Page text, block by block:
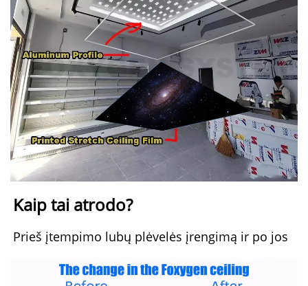
Kaip tai atrodo?
Prieš įtempimo lubų plėvelės įrengimą ir po jos